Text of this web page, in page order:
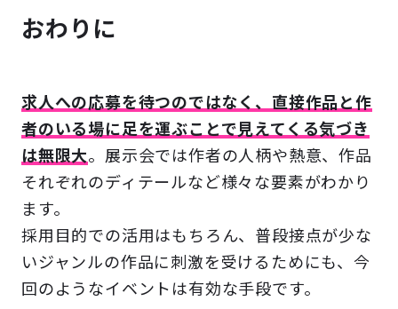
おわりに
求人への応募を待つのではなく、直接作品と作
者のいる場に足を運ぶことで見えてくる気づき
は無限大。展示会では作者の人柄や熱意、作品
それぞれのディテールなど様々な要素がわかり
ます。
採用目的での活用はもちろん、普段接点が少な
いジャンルの作品に刺激を受けるためにも、今
回のようなイベントは有効な手段です。